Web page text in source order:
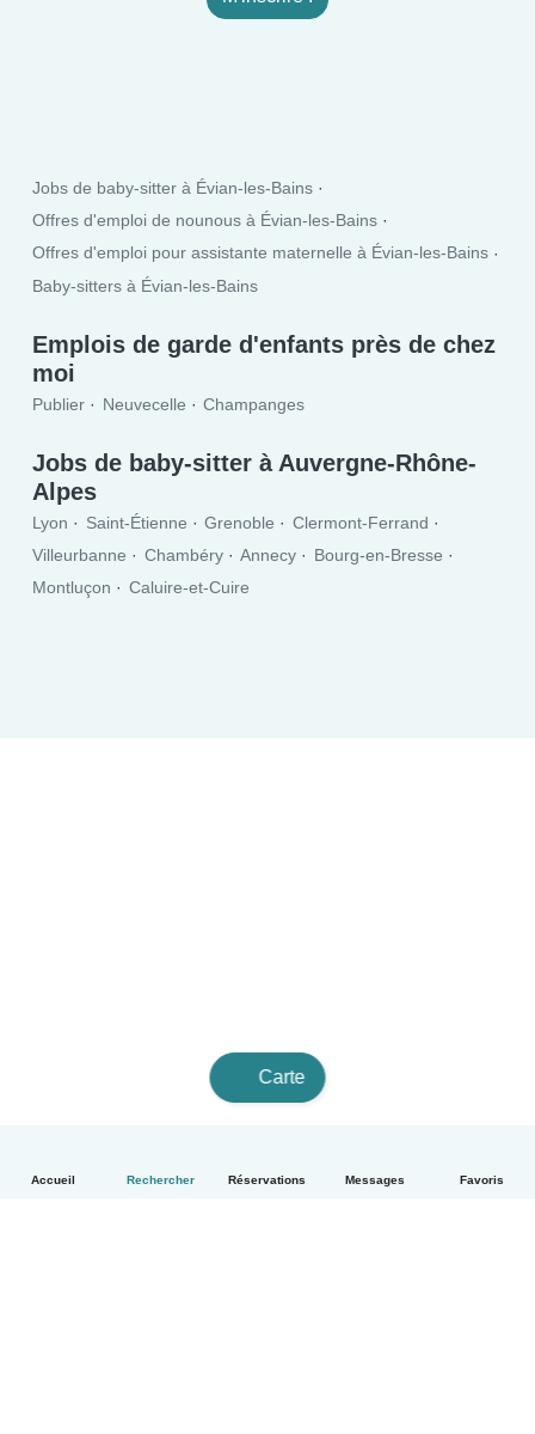
Accueil Rechercher Réservations Messages Favoris
Jobs de baby-sitter à Évian-les-Bains
Offres d'emploi de nounous à Évian-les-Bains
Offres d'emploi pour assistante maternelle à Évian-les-Bains
Baby-sitters à Évian-les-Bains
Emplois de garde d'enfants près de chez
moi
Publier Neuvecelle Champanges
Jobs de baby-sitter à Auvergne-Rhône-
Alpes
Lyon Saint-Étienne Grenoble
Clermont-Ferrand
Villeurbanne
Chambéry Annecy
Bourg-en-Bresse
Montluçon
Caluire-et-Cuire
Carte